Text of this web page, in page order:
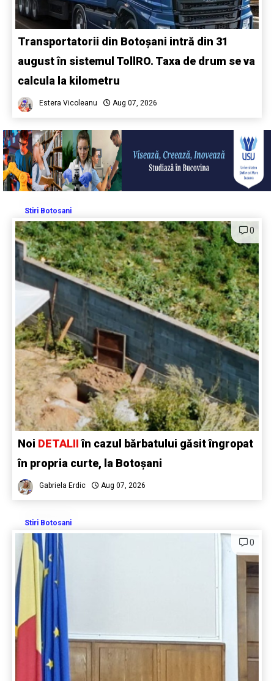
Transportatorii din Botoșani intră din 31
august în sistemul TollRO. Taxa de drum se va
calcula la kilometru
Estera Vicoleanu Aug 07, 2026
Stiri Botosani
0
Noi DETALIIîn cazul bărbatului găsit îngropat
în propria curte, la Botoșani
Gabriela Erdic Aug 07, 2026
Stiri Botosani
0